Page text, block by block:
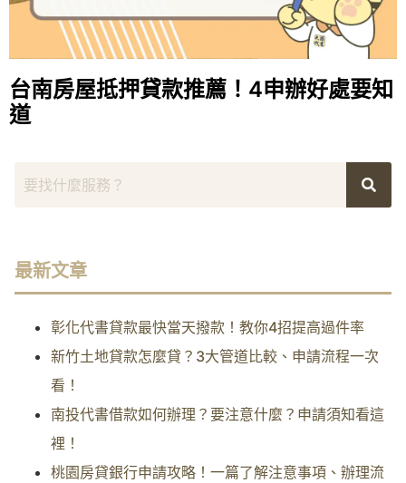
台南房屋抵押貸款推薦！4申辦好處要知
道
最新文章
彰化代書貸款最快當天撥款！教你4招提高過件率
新竹土地貸款怎麼貸？3大管道比較、申請流程一次
看！
南投代書借款如何辦理？要注意什麼？申請須知看這
裡！
桃園房貸銀行申請攻略！一篇了解注意事項、辦理流